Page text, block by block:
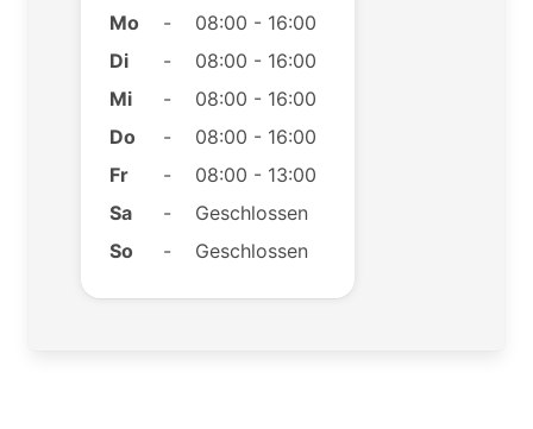
Mo -
08:00 - 16:00
Di
-
08:00 - 16:00
Mi
-
08:00 - 16:00
Do
-
08:00 - 16:00
Fr
-
08:00 - 13:00
Sa
-
Geschlossen
So
- Geschlossen